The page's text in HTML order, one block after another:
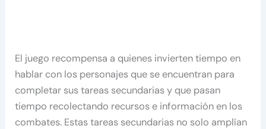
El juego recompensa a quienes invierten tiempo en
hablar con los personajes que se encuentran para
completar sus tareas secundarias y que pasan
tiempo recolectando recursos e información en los
combates. Estas tareas secundarias no solo amplían